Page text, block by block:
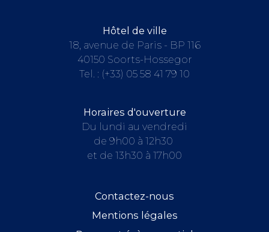
Hôtel de ville
18, avenue de Paris - BP 116
40150 Soorts-Hossegor
Tel. : (+33) 05 58 41 79 10
Horaires d'ouverture
Du lundi au vendredi
de 9h00 à 12h30
et de 13h30 à 17h00
Contactez-nous
Mentions légales